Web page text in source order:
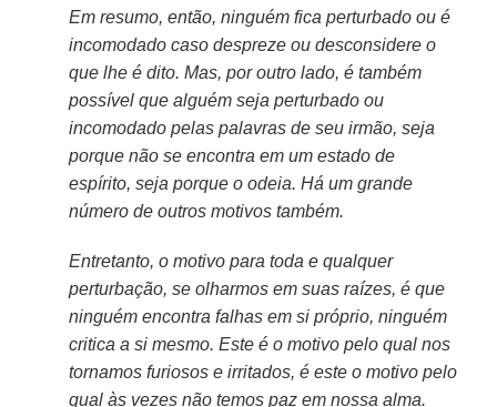
Em resumo, então, ninguém fica perturbado ou é
incomodado caso despreze ou desconsidere o
que lhe é dito. Mas, por outro lado, é também
possível que alguém seja perturbado ou
incomodado pelas palavras de seu irmão, seja
porque não se encontra em um estado de
espírito, seja porque o odeia. Há um grande
número de outros motivos também.
Entretanto, o motivo para toda e qualquer
perturbação, se olharmos em suas raízes, é que
ninguém encontra falhas em si próprio, ninguém
critica a si mesmo. Este é o motivo pelo qual nos
tornamos furiosos e irritados, é este o motivo pelo
qual às vezes não temos paz em nossa alma.